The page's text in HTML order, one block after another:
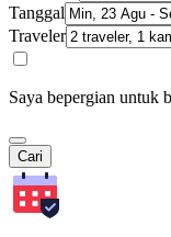
Tanggal
Traveler
Saya bepergian untuk
Cari